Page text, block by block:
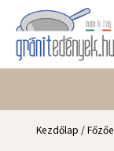
content
Kezdőlap /